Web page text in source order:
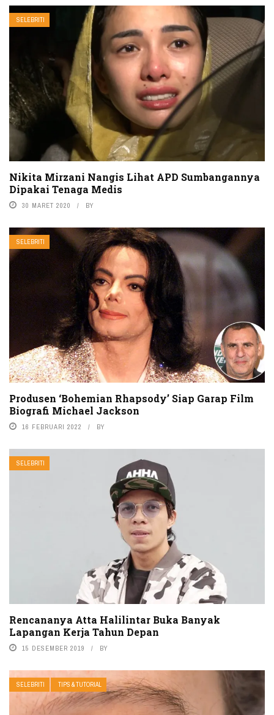
SELEBRITI
Nikita Mirzani Nangis Lihat APD Sumbangannya
Dipakai Tenaga Medis
30 MARET 2020 BY
SELEBRITI
Produsen ‘Bohemian Rhapsody’ Siap Garap Film
Biografi Michael Jackson
16 FEBRUARI 2022 BY
SELEBRITI
Rencananya Atta Halilintar Buka Banyak
Lapangan Kerja Tahun Depan
15 DESEMBER 2019 BY
SELEBRITI TIPS & TUTORIAL